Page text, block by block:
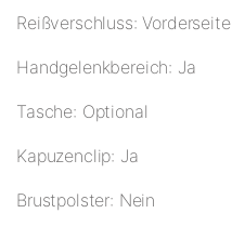
Reißverschluss: Vorderseite
Handgelenkbereich: Ja
Tasche: Optional
Kapuzenclip: Ja
Brustpolster: Nein